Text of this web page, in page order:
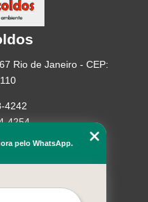
Rio de Janeiro - CEP:
4242
4254
pelo WhatsApp.